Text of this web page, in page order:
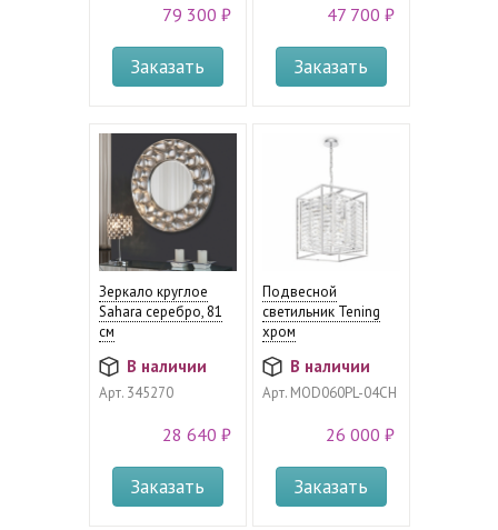
79 300 ₽
Заказать
47 700 ₽
Заказать
Зеркало круглое
Sahara серебро, 81
см
В наличии
Арт.345270
28 640 ₽
Заказать
Подвесной
светильник Tening
хром
В наличии
Арт.MOD060PL-04CH
26 000 ₽
Заказать